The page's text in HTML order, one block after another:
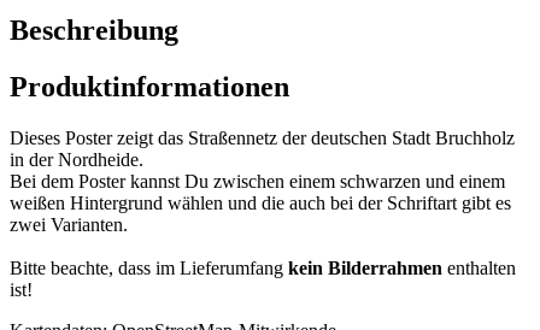
Beschreibung
Produktinformationen
Dieses Poster zeigt das Straßennetz der deutschen Stadt Bruchholz
in der Nordheide.
Bei dem Poster kannst Du zwischen einem schwarzen und einem
weißen Hintergrund wählen und die auch bei der Schriftart gibt es
zwei Varianten.
Bitte beachte, dass im Lieferumfang kein Bilderrahmen enthalten
ist!